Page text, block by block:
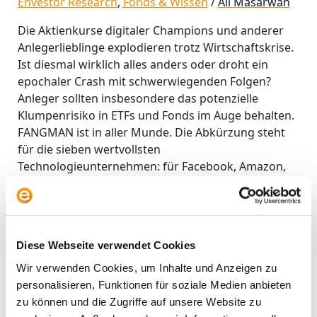
Diese Webseite verwendet Cookies
Wir verwenden Cookies, um Inhalte und Anzeigen zu
personalisieren, Funktionen für soziale Medien anbieten
zu können und die Zugriffe auf unsere Website zu
Die Aktienkurse digitaler Champions und anderer
Anlegerlieblinge explodieren trotz Wirtschaftskrise.
Ist diesmal wirklich alles anders oder droht ein
epochaler Crash mit schwerwiegenden Folgen?
Anleger sollten insbesondere das potenzielle
Klumpenrisiko in ETFs und Fonds im Auge behalten.
FANGMAN ist in aller Munde. Die Abkürzung steht
für die sieben wertvollsten
Technologieunternehmen: für Facebook, Amazon,
Netflix, Google, Microsoft,
Weiterlesen »